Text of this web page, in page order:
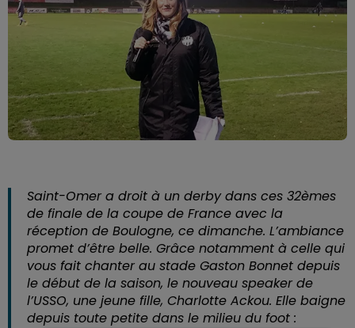
Saint-Omer a droit à un derby dans ces 32èmes
de finale de la coupe de France avec la
réception de Boulogne, ce dimanche. L’ambiance
promet d’être belle. Grâce notamment à celle qui
vous fait chanter au stade Gaston Bonnet depuis
le début de la saison, le nouveau speaker de
l’USSO, une jeune fille, Charlotte Ackou. Elle baigne
depuis toute petite dans le milieu du foot :